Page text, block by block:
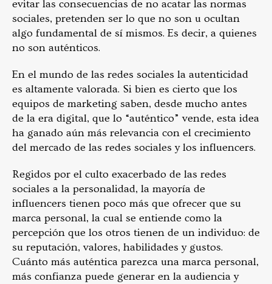
evitar las consecuencias de no acatar las normas
sociales, pretenden ser lo que no son u ocultan
algo fundamental de sí mismos. Es decir, a quienes
no son auténticos.
En el mundo de las redes sociales la autenticidad
es altamente valorada. Si bien es cierto que los
equipos de marketing saben, desde mucho antes
de la era digital, que lo “auténtico” vende, esta idea
ha ganado aún más relevancia con el crecimiento
del mercado de las redes sociales y los influencers.
Regidos por el culto exacerbado de las redes
sociales a la personalidad, la mayoría de
influencers tienen poco más que ofrecer que su
marca personal, la cual se entiende como la
percepción que los otros tienen de un individuo: de
su reputación, valores, habilidades y gustos.
Cuánto más auténtica parezca una marca personal,
más confianza puede generar en la audiencia y